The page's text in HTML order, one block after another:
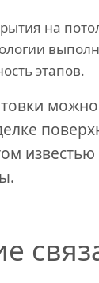
на
этапов.
можно
известью